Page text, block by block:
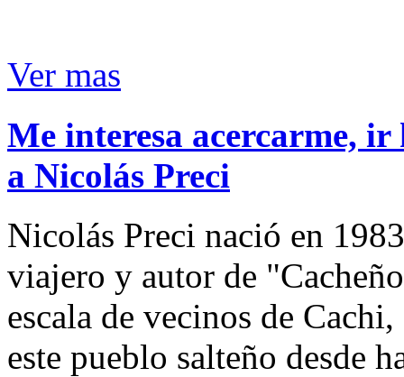
Ver mas
Me interesa acercarme,
a Nicolás Preci
Nicolás Preci nació en
viajero y autor de
escala de vecinos de
este pueblo salteño desde